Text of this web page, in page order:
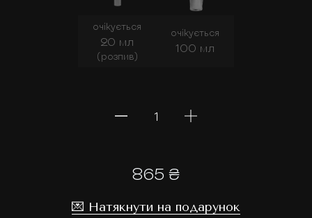
очікується
20 мл
(розпив)
очікується
100 мл
865 ₴
💌 Натякнути на подарунок